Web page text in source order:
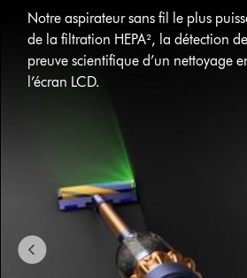
Notre aspirateur sans fil le plus
de la filtration HEPA², la détection
preuve scientifique d’un nettoyage
l’écran LCD.